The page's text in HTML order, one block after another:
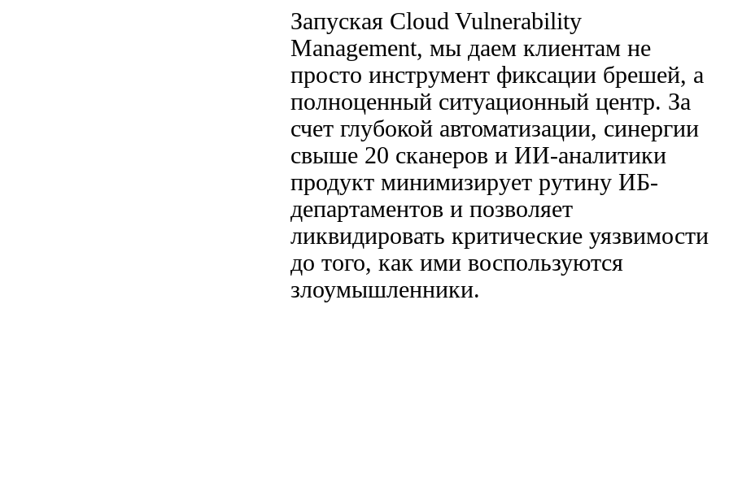
Запуская Cloud Vulnerability
Management, мы даем клиентам не
просто инструмент фиксации брешей, а
полноценный ситуационный центр. За
счет глубокой автоматизации, синергии
свыше 20 сканеров и ИИ-аналитики
продукт минимизирует рутину ИБ-
департаментов и позволяет
ликвидировать критические уязвимости
до того, как ими воспользуются
злоумышленники.